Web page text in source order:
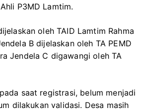
P3MD Lamtim.
oleh TAID Lamtim Rahma
B dijelaskan oleh TA PEMD
Jendela C digawangi oleh TA
saat registrasi, belum menjadi
dilakukan validasi. Desa masih